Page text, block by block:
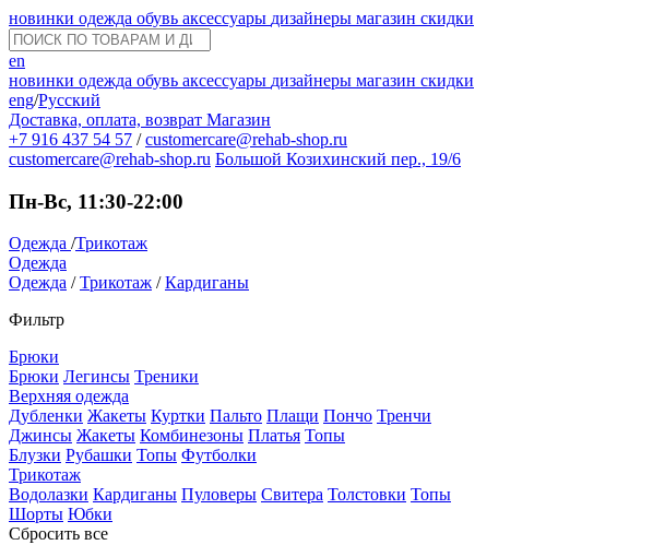
новинки одежда обувь аксессуары дизайнеры магазин скидки
en
новинки одежда обувь аксессуары дизайнеры магазин скидки
eng/Русский
Доставка, оплата, возврат Магазин
+7 916 437 54 57 / customercare@rehab-shop.ru
customercare@rehab-shop.ru Большой Козихинский пер., 19/6
Пн-Вс, 11:30-22:00
Одежда /Трикотаж
Одежда
Одежда / Трикотаж / Кардиганы
Фильтр
Брюки
Брюки Легинсы Треники
Верхняя одежда
Дубленки Жакеты Куртки Пальто Плащи Пончо Тренчи
Джинсы Жакеты Комбинезоны Платья Топы
Блузки Рубашки Топы Футболки
Трикотаж
Водолазки Кардиганы Пуловеры Свитера Толстовки Топы
Шорты Юбки
Сбросить все